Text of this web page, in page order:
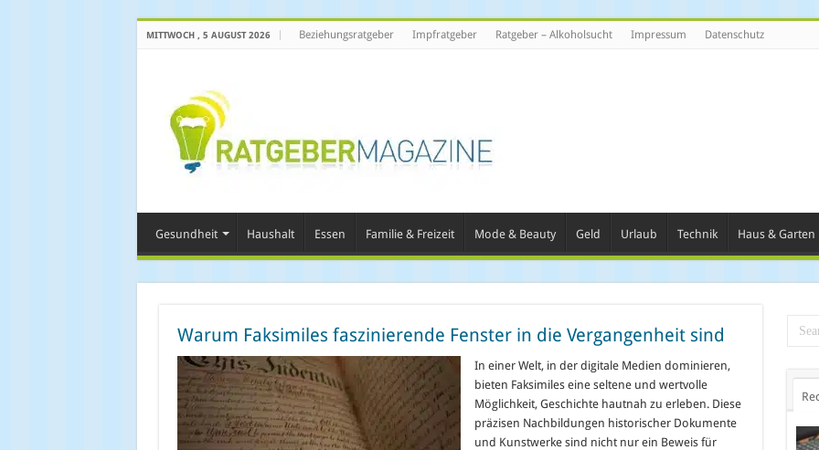
MITTWOCH , 5 AUGUST 2026 Beziehungsratgeber Impfratgeber Ratgeber – Alkoholsucht Impressum Datenschutz
Gesundheit Haushalt Essen Familie & Freizeit Mode & Beauty Geld Urlaub Technik Haus & Garten
Warum Faksimiles faszinierende Fenster in die Vergangenheit sind
In einer Welt, in der digitale Medien dominieren,
bieten Faksimiles eine seltene und wertvolle
Möglichkeit, Geschichte hautnah zu erleben. Diese
präzisen Nachbildungen historischer Dokumente
und Kunstwerke sind nicht nur ein Beweis für